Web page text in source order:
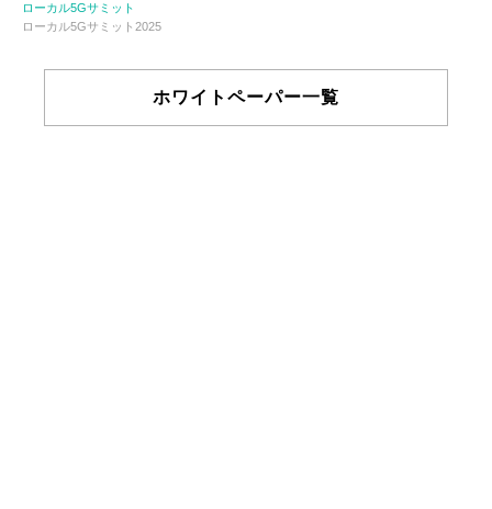
ローカル5Gサミット
ローカル5Gサミット2025
ホワイトペーパー一覧